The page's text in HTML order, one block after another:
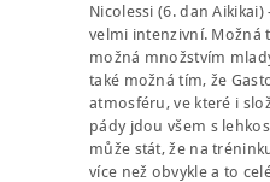
Nicolessi (6. dan
velmi intenzivní. Možná
možná množstvím
také možná tím, že
atmosféru, ve které i
pády jdou všem s
může stát, že na
více než obvykle a to